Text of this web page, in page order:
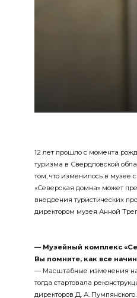
12 лет прошло с момента
туризма в Свердловской
том, что изменилось в музее
«Северская домна» может
внедрения туристических
директором музея Анной
— Музейный комплекс
Вы помните, как все
— Масштабные изменения
тогда стартовала
директоров Д. А.